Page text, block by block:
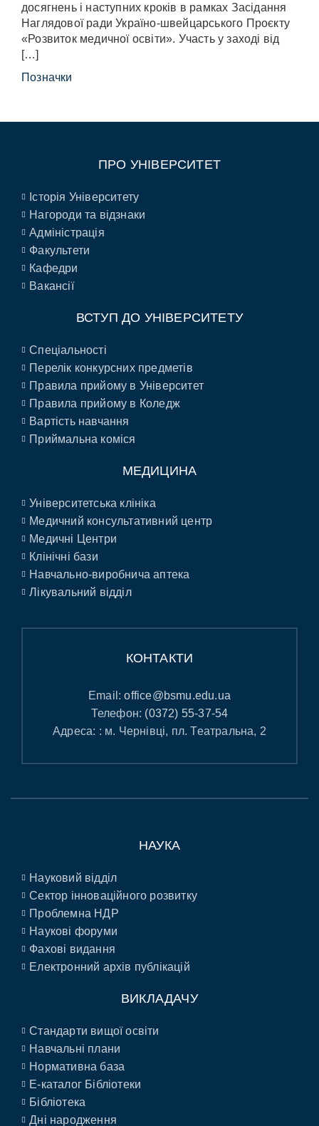
досягнень і наступних кроків в рамках Засідання
Наглядової ради Україно-швейцарського Проєкту
«Розвиток медичної освіти». Участь у заході від
[…]
Позначки
ПРО УНІВЕРСИТЕТ
Історія Університету
Нагороди та відзнаки
Адміністрація
Факультети
Кафедри
Вакансії
ВСТУП ДО УНІВЕРСИТЕТУ
Спеціальності
Перелік конкурсних предметів
Правила прийому в Університет
Правила прийому в Коледж
Вартість навчання
Приймальна коміся
МЕДИЦИНА
Університетська клініка
Медичний консультативний центр
Медичні Центри
Клінічні бази
Навчально-виробнича аптека
Лікувальний відділ
КОНТАКТИ
Email:office@bsmu.edu.ua
Телефон: (0372) 55-37-54
Адреса: : м. Чернівці, пл. Театральна, 2
НАУКА
Науковий відділ
Сектор інноваційного розвитку
Проблемна НДР
Наукові форуми
Фахові видання
Електронний архів публікацій
ВИКЛАДАЧУ
Стандарти вищої освіти
Навчальні плани
Нормативна база
E-каталог Бібліотеки
Бібліотека
Дні народження